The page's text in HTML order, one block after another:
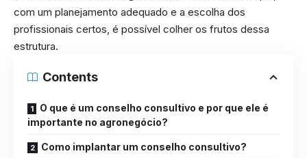
com um planejamento adequado e a escolha dos
profissionais certos, é possível colher os frutos dessa
estrutura.
Contents
O que é um conselho consultivo e por que ele é
importante no agronegócio?
Como implantar um conselho consultivo?